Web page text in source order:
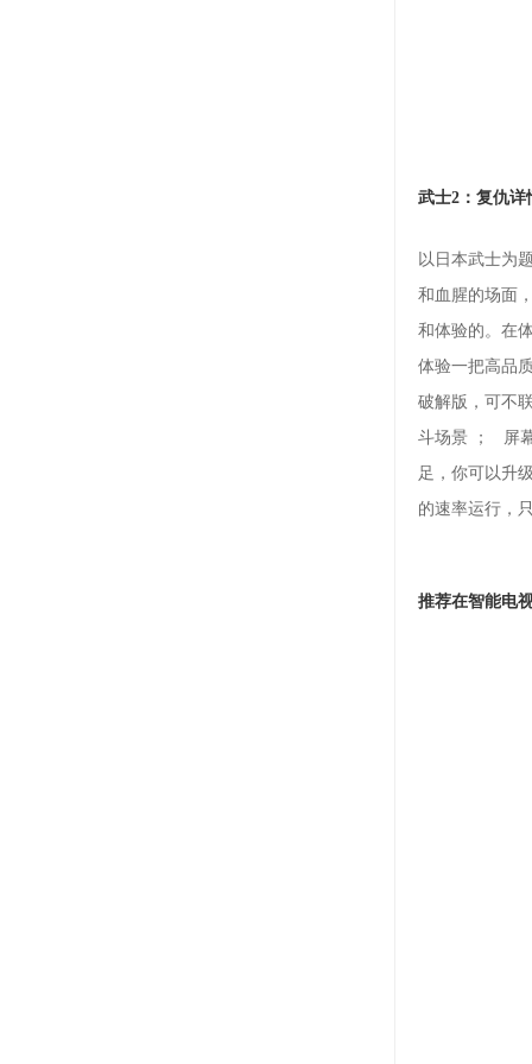
武士2：复仇详
以日本武士为
和血腥的场面
和体验的。在
体验一把高品
破解版，可不
斗场景 ； 屏
足，你可以升
的速率运行，
推荐在智能电